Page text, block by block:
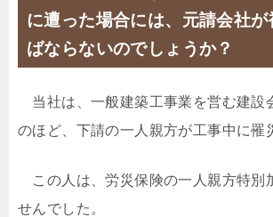
に遭った場合には、元請会社
ばならないのでしょうか？
当社は、一般建築工事業を営む建設
のほど、下請の一人親方が工事中に罹
この人は、労災保険の一人親方特別
せんでした。